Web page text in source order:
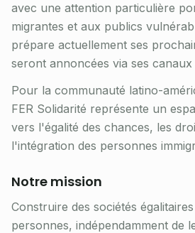
avec une attention particulière
migrantes et aux publics
prépare actuellement ses
seront annoncées via ses canaux
Pour la communauté latino-
FER Solidarité représente un
vers l'égalité des chances, les
l'intégration des personnes
Notre mission
Construire des sociétés
personnes, indépendamment de